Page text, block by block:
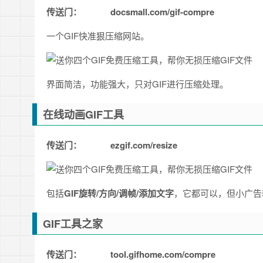
传送门： docsmall.com/gif-compre
一个GIF快准狠压缩网站。
界面简洁，功能强大，只对GIF进行压缩处理。
在线动画GIF工具
传送门： ezgif.com/resize
包括GIF旋转/方向/调帧/添加文字，它都可以，但小广
GIF工具之家
传送门： tool.gifhome.com/compre